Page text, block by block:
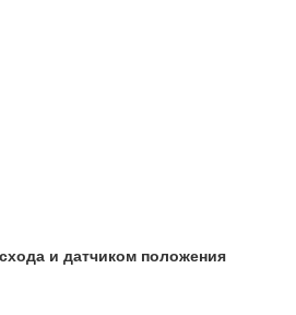
и датчиком положения